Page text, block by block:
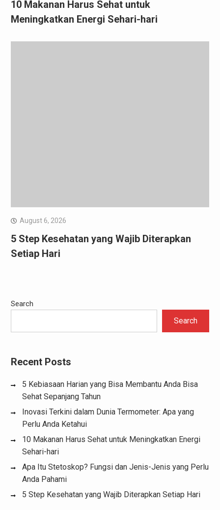
10 Makanan Harus Sehat untuk
Meningkatkan Energi Sehari-hari
August 6, 2026
5 Step Kesehatan yang Wajib Diterapkan
Setiap Hari
Search
Search
Recent Posts
5 Kebiasaan Harian yang Bisa Membantu Anda Bisa
Sehat Sepanjang Tahun
Inovasi Terkini dalam Dunia Termometer: Apa yang
Perlu Anda Ketahui
10 Makanan Harus Sehat untuk Meningkatkan Energi
Sehari-hari
Apa Itu Stetoskop? Fungsi dan Jenis-Jenis yang Perlu
Anda Pahami
5 Step Kesehatan yang Wajib Diterapkan Setiap Hari